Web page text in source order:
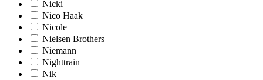
Nicki
Nico Haak
Nicole
Nielsen Brothers
Niemann
Nighttrain
Nik